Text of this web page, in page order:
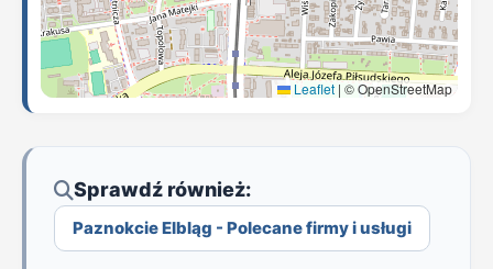
Leaflet |© OpenStreetMap
Sprawdź również:
Paznokcie Elbląg - Polecane firmy i usługi